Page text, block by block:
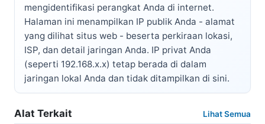
mengidentifikasi perangkat Anda di internet.
Halaman ini menampilkan IP publik Anda - alamat
yang dilihat situs web - beserta perkiraan lokasi,
ISP, dan detail jaringan Anda. IP privat Anda
(seperti 192.168.x.x) tetap berada di dalam
jaringan lokal Anda dan tidak ditampilkan di sini.
Alat Terkait Lihat Semua